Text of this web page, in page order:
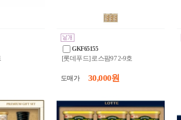
GKF65155
[롯데푸드] 로스팜97 2-9호
도매가 30,000 원